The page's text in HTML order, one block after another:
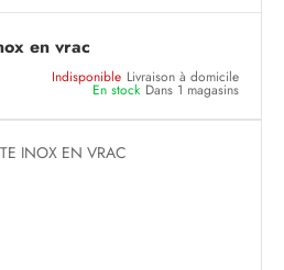
en vrac
Indisponible Livraison à domicile
En stock Dans 1 magasins